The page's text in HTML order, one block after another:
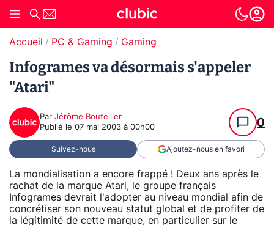
Accueil PC & Gaming Gaming
Infogrames va désormais s'appeler
"Atari"
Par Jérôme Bouteiller
Publié le 07 mai 2003 à 00h00 0
Suivez-nous Ajoutez-nous en favori
La mondialisation a encore frappé ! Deux ans après le
rachat de la marque Atari, le groupe français
Infogrames devrait l'adopter au niveau mondial afin de
concrétiser son nouveau statut global et de profiter de
la légitimité de cette marque, en particulier sur le